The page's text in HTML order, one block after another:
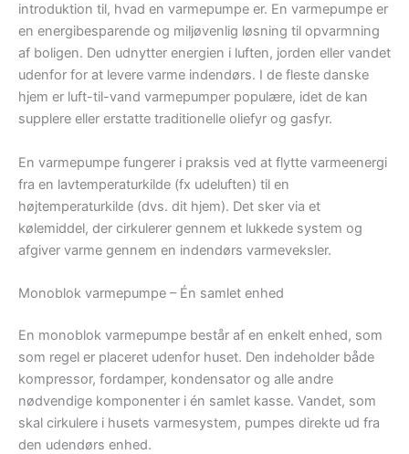
introduktion til, hvad en varmepumpe er. En varmepumpe er
en energibesparende og miljøvenlig løsning til opvarmning
af boligen. Den udnytter energien i luften, jorden eller vandet
udenfor for at levere varme indendørs. I de fleste danske
hjem er luft-til-vand varmepumper populære, idet de kan
supplere eller erstatte traditionelle oliefyr og gasfyr.
En varmepumpe fungerer i praksis ved at flytte varmeenergi
fra en lavtemperaturkilde (fx udeluften) til en
højtemperaturkilde (dvs. dit hjem). Det sker via et
kølemiddel, der cirkulerer gennem et lukkede system og
afgiver varme gennem en indendørs varmeveksler.
Monoblok varmepumpe – Én samlet enhed
En monoblok varmepumpe består af en enkelt enhed, som
som regel er placeret udenfor huset. Den indeholder både
kompressor, fordamper, kondensator og alle andre
nødvendige komponenter i én samlet kasse. Vandet, som
skal cirkulere i husets varmesystem, pumpes direkte ud fra
den udendørs enhed.